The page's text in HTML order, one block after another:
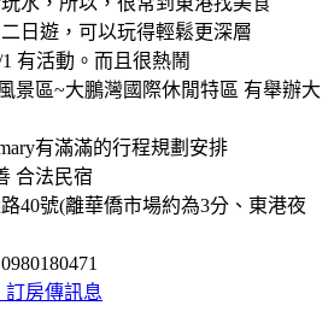
日遊，可以玩得輕鬆更深層
有活動。而且很熱鬧
景區~大鵬灣國際休閒特區 有舉辦大
有滿滿的行程規劃安排
合法民宿
40號(離華僑市場約為3分、東港夜
訂房傳訊息